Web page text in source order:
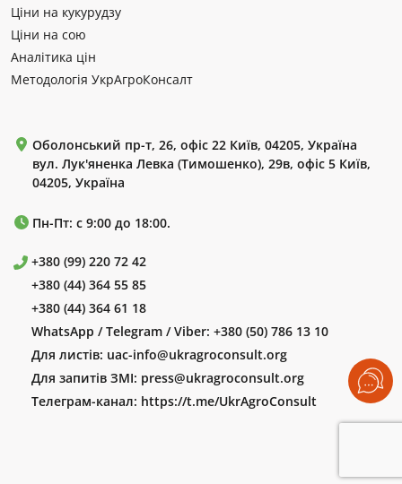
Ціни на кукурудзу
Ціни на сою
Аналітика цін
Методологія УкрАгроКонсалт
Оболонський пр-т, 26, офіс 22 Київ, 04205, Україна
вул. Лук'яненка Левка (Тимошенко), 29в, офіс 5 Київ,
04205, Україна
Пн-Пт: с 9:00 до 18:00.
+380 (99) 220 72 42
+380 (44) 364 55 85
+380 (44) 364 61 18
WhatsApp / Telegram / Viber: +380 (50) 786 13 10
Для листів: uac-info@ukragroconsult.org
Для запитів ЗМІ: press@ukragroconsult.org
Телеграм-канал: https://t.me/UkrAgroConsult